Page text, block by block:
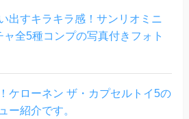
出すキラキラ感！サンリオミニ
全5種コンプの写真付きフォト
ケローネン ザ・カプセルトイ5の
ー紹介です。